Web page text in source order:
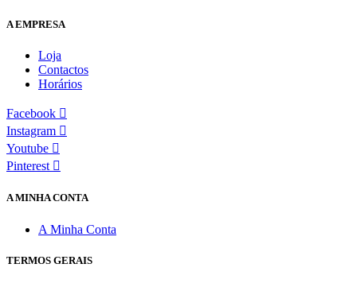
A EMPRESA
Loja
Contactos
Horários
Facebook
Instagram
Youtube
Pinterest
A MINHA CONTA
A Minha Conta
TERMOS GERAIS